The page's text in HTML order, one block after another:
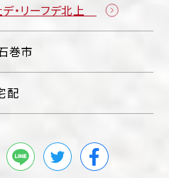
・リーフデ北上
巻市
配